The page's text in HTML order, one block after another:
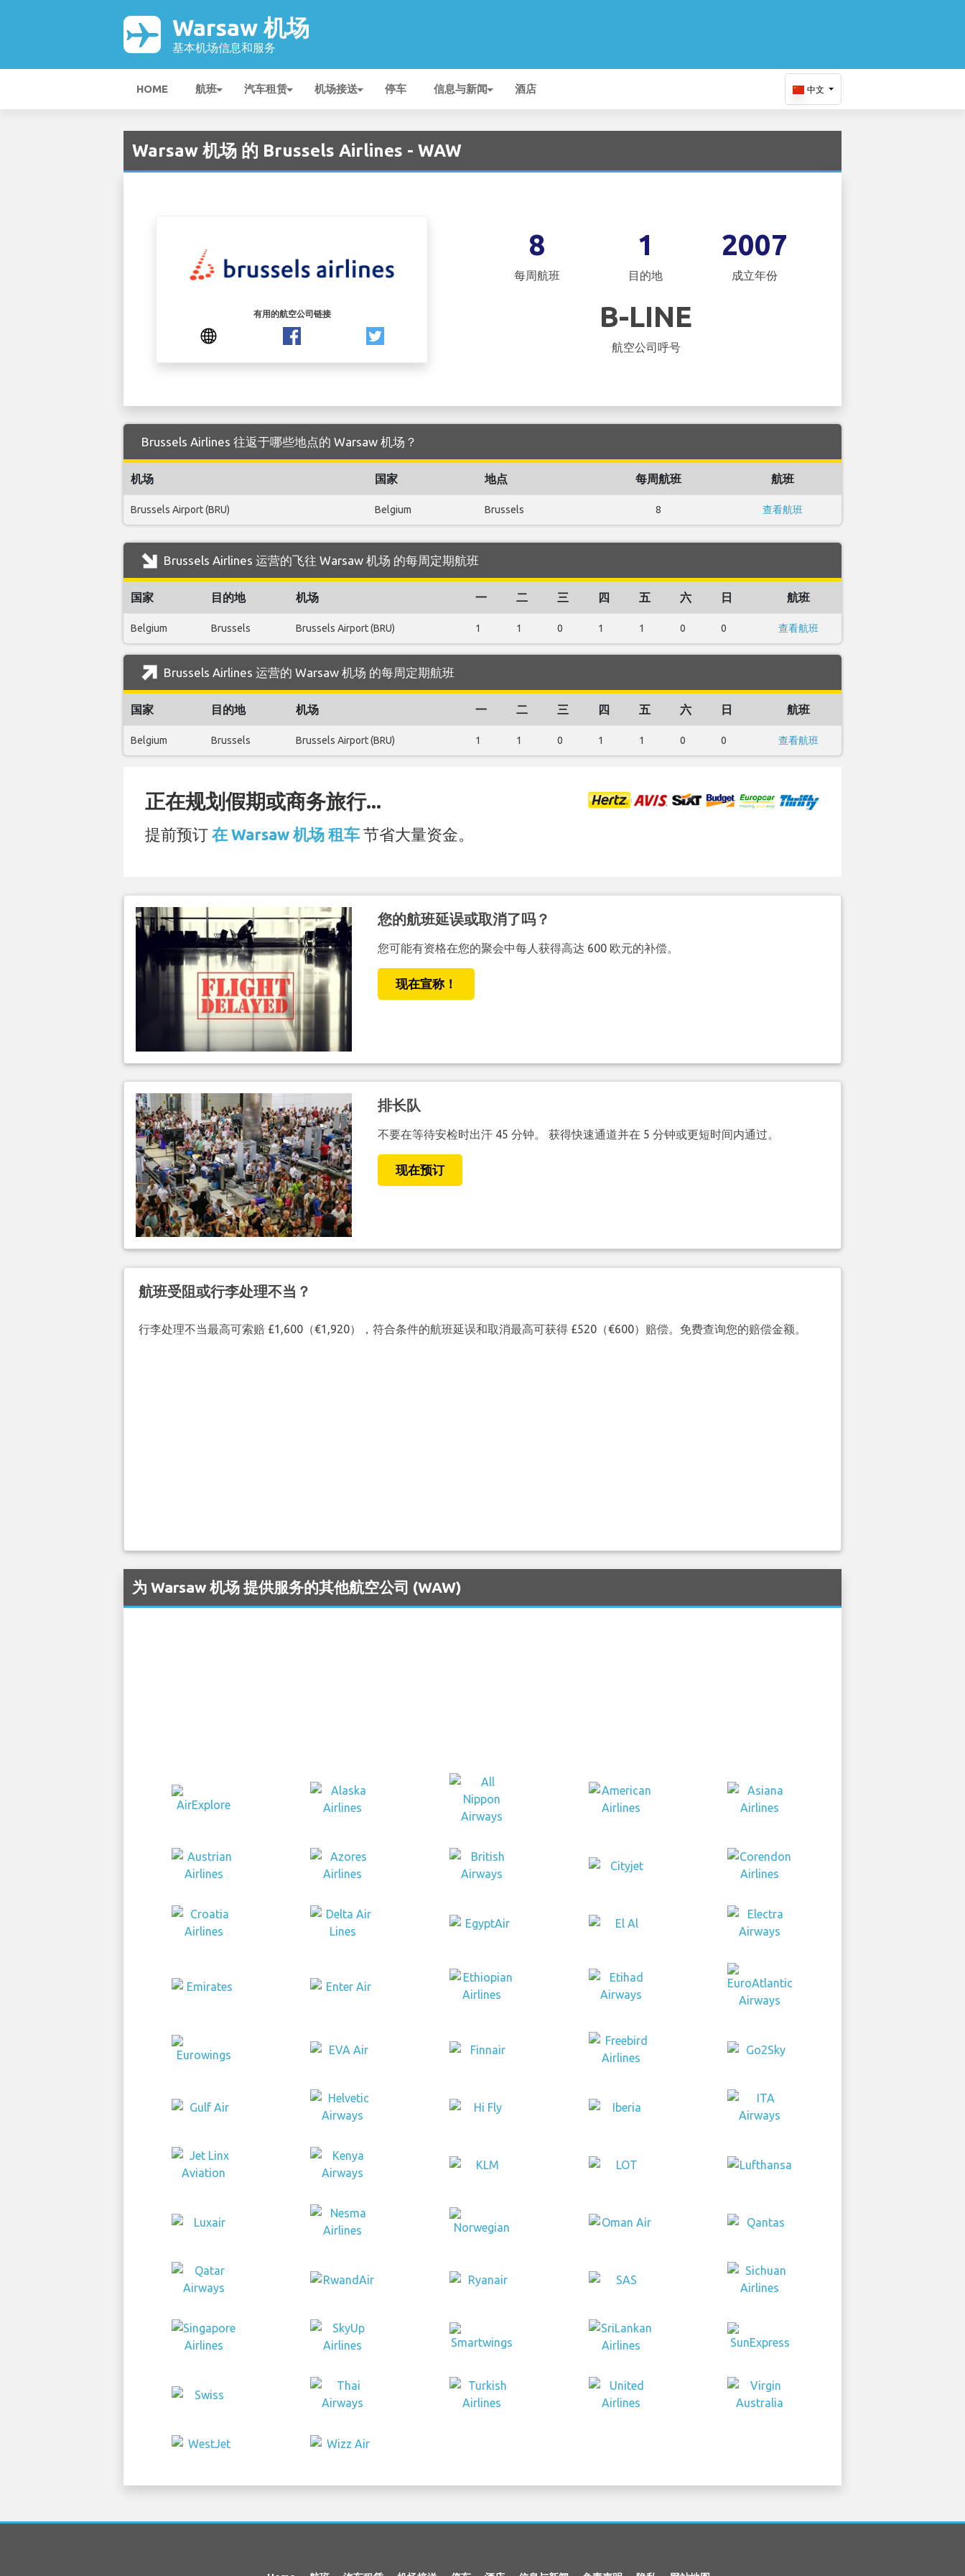
Warsaw 机场
基本机场信息和服务
HOME 航班 汽车租赁 机场接送 停车 信息与新闻 酒店 中文
Warsaw 机场 的 Brussels Airlines - WAW
有用的航空公司链接
8
每周航班
1
目的地
2007
成立年份
B-LINE
航空公司呼号
Brussels Airlines 往返于哪些地点的 Warsaw 机场？
机场 国家 地点 每周航班 航班
Brussels Airport (BRU) Belgium Brussels 8 查看航班
Brussels Airlines 运营的飞往 Warsaw 机场 的每周定期航班
国家 目的地 机场 一 二 三 四 五 六 日 航班
Belgium Brussels Brussels Airport (BRU) 1 1 0 1 1 0 0 查看航班
Brussels Airlines 运营的 Warsaw 机场 的每周定期航班
国家 目的地 机场 一 二 三 四 五 六 日 航班
Belgium Brussels Brussels Airport (BRU) 1 1 0 1 1 0 0 查看航班
正在规划假期或商务旅行...
提前预订 在 Warsaw 机场 租车 节省大量资金。
您的航班延误或取消了吗？
您可能有资格在您的聚会中每人获得高达 600 欧元的补偿。
现在宣称！
排长队
不要在等待安检时出汗 45 分钟。 获得快速通道并在 5 分钟或更短时间内通过。
现在预订
航班受阻或行李处理不当？
行李处理不当最高可索赔 £1,600（€1,920），符合条件的航班延误和取消最高可获得 £520（€600）赔偿。免费查询您的赔偿金额。
为 Warsaw 机场 提供服务的其他航空公司 (WAW)